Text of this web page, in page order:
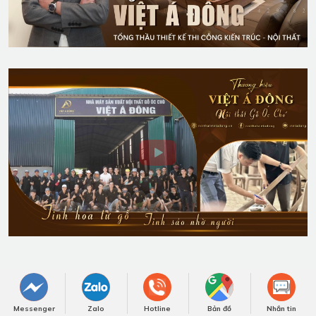
Video Công trình tiêu biểu
Messenger Zalo Hotline Bản đồ Nhắn tin